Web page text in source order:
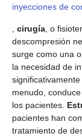
inyecciones de
cirugía , o
descompresión
surge como una
la necesidad de
menudo,
los pacientes.
pacientes han
tratamiento de